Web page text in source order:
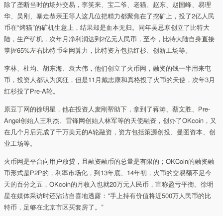
除了垄断当时的场外交易，李笑来、宝二爷、老猫、赵东、赵国峰、易理
华、吴刚、暴走恭亲王等人这几位把精力都聚焦在了挖矿上，投了2亿人民
币在“烤猫”的矿机生意上，结果却是血本无归。同年吴忌寒创立了比特大
陆，生产矿机，次年月净利润达到2亿元人民币，至今，比特大陆自身直接
掌握65%左右比特币全网算力，比特资方包括红杉、创新工场等。
李林、杜均、胡东海、袁大伟，他们创立了火币网，融资的钱一半用来屯
币，投资人都认为疯狂，但是11月戴志康和真格投了火币的天使，次年3月
红杉投了Pre-A轮。
原豆丁网的徐明星，他在投资人麦刚帮助下，拿到了蒋涛、蔡文胜、Pre-
Angel创始人王利杰、雷锋网创始人林军等的天使融资，创办了OKcoin，又
在几个月后完成了千万美元的A轮融资，资方包括策源创投、曼图资本、创
业工场等。
火币网是平台向用户放贷，且融资融币的总量是有限的；OKCoin的融资融
币形式是P2P的，利率市场化，到13年底、14年初，火币的交易额不足今
天的百分之五，OKcoin的月收入也就20万元人民币，宣称盈亏平衡。徐明
星在媒体采访时还沾沾自喜地透露：“手上持有价值将近500万人民币的比
特币，足够在北京市区买套房了。”